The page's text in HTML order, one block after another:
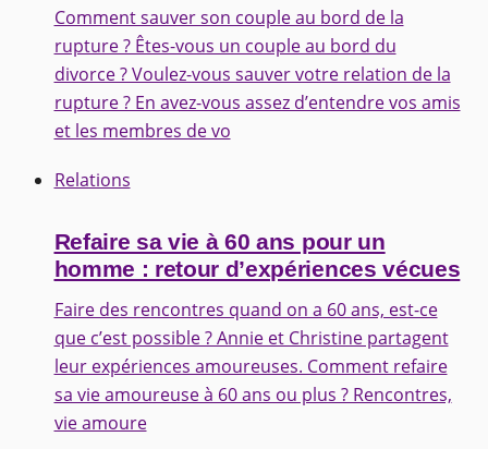
Comment sauver son couple au bord de la
rupture ? Êtes-vous un couple au bord du
divorce ? Voulez-vous sauver votre relation de la
rupture ? En avez-vous assez d’entendre vos amis
et les membres de vo
Relations
Refaire sa vie à 60 ans pour un
homme : retour d’expériences vécues
Faire des rencontres quand on a 60 ans, est-ce
que c’est possible ? Annie et Christine partagent
leur expériences amoureuses. Comment refaire
sa vie amoureuse à 60 ans ou plus ? Rencontres,
vie amoure